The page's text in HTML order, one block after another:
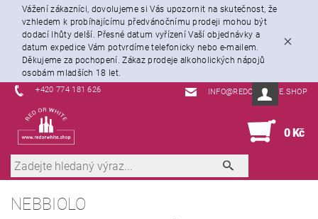
Vážení zákazníci, dovolujeme si Vás upozornit na skutečnost, že
vzhledem k probíhajícímu předvánočnímu prodeji mohou být
dodací lhůty delší. Přesné datum vyřízení Vaší objednávky a
datum expedice Vám potvrdíme telefonicky nebo e-mailem.
Děkujeme za pochopení. Zákaz prodeje alkoholických nápojů
osobám mladších 18 let.
+420 774 181 626 INFO@REDORWHITE.SHOP
0 Kč
NEBBIOLO